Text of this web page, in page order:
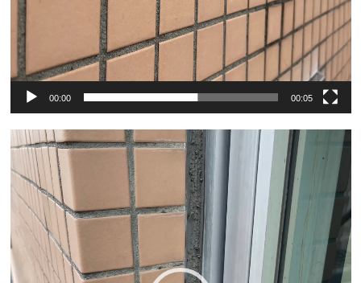
00:00 00:05
動
プ
レ
ヤ
ー